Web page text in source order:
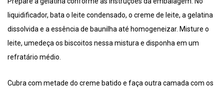
liquidificador, bata o leite condensado, o creme de leite, a gelatina
dissolvida e a essência de baunilha até homogeneizar. Misture o
leite, umedeça os biscoitos nessa mistura e disponha em um
refratário médio.
Cubra com metade do creme batido e faça outra camada com os